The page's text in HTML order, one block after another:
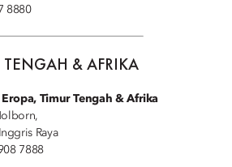
8880
TENGAH & AFRIKA
Timur Tengah & Afrika
Raya
7888